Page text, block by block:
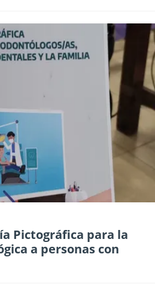
Pictográfica para la
a personas con